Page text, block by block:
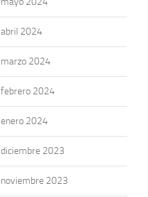
abril 2024
marzo 2024
febrero 2024
enero 2024
diciembre 2023
noviembre 2023